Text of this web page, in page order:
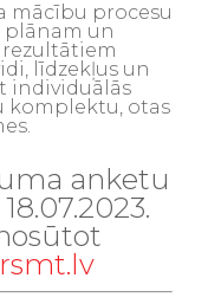
mācību procesu
un
līdzekļus un
individuālās
komplektu, otas
anketu